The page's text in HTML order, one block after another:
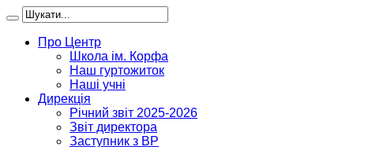
Про Центр
Школа ім. Корфа
Наш гуртожиток
Наші учні
Дирекція
Річний звіт 2025-2026
Звіт директора
Заступник з ВР